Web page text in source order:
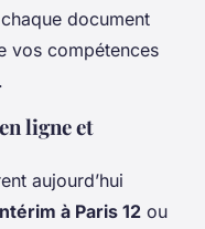
document
vos compétences
ligne et
aujourd’hui
à Paris 12 ou